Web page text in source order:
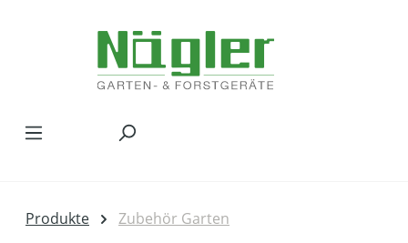
Produkte Zubehör Garten